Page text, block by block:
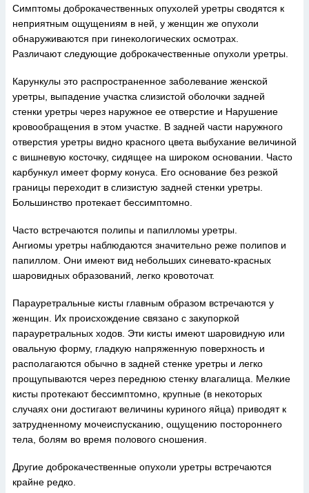
Симптомы доброкачественных опухолей уретры сводятся к
неприятным ощущениям в ней, у женщин же опухоли
обнаруживаются при гинекологических осмотрах.
Различают следующие доброкачественные опухоли уретры.
Карункулы это распространенное заболевание женской
уретры, выпадение участка слизистой оболочки задней
стенки уретры через наружное ее отверстие и Нарушение
кровообращения в этом участке. В задней части наружного
отверстия уретры видно красного цвета выбухание величиной
с вишневую косточку, сидящее на широком основании. Часто
карбункул имеет форму конуса. Его основание без резкой
границы переходит в слизистую задней стенки уретры.
Большинство протекает бессимптомно.
Часто встречаются полипы и папилломы уретры.
Ангиомы уретры наблюдаются значительно реже полипов и
папиллом. Они имеют вид небольших синевато-красных
шаровидных образований, легко кровоточат.
Парауретральные кисты главным образом встречаются у
женщин. Их происхождение связано с закупоркой
парауретральных ходов. Эти кисты имеют шаровидную или
овальную форму, гладкую напряженную поверхность и
располагаются обычно в задней стенке уретры и легко
прощупываются через переднюю стенку влагалища. Мелкие
кисты протекают бессимптомно, крупные (в некоторых
случаях они достигают величины куриного яйца) приводят к
затрудненному мочеиспусканию, ощущению постороннего
тела, болям во время полового сношения.
Другие доброкачественные опухоли уретры встречаются
крайне редко.